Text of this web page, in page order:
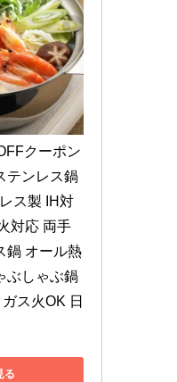
クーポン
テンレス鍋
ス製 IH対
対応 両手
鍋 オール熱
ぶしゃぶ鍋
ス火OK 日
る